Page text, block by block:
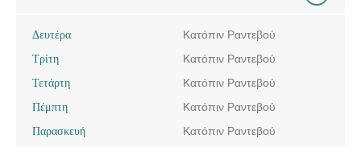
Δευτέρα
Κατόπιν Ραντεβού
Τρίτη
Κατόπιν Ραντεβού
Τετάρτη
Κατόπιν Ραντεβού
Πέμπτη
Κατόπιν Ραντεβού
Παρασκευή
Κατόπιν Ραντεβού